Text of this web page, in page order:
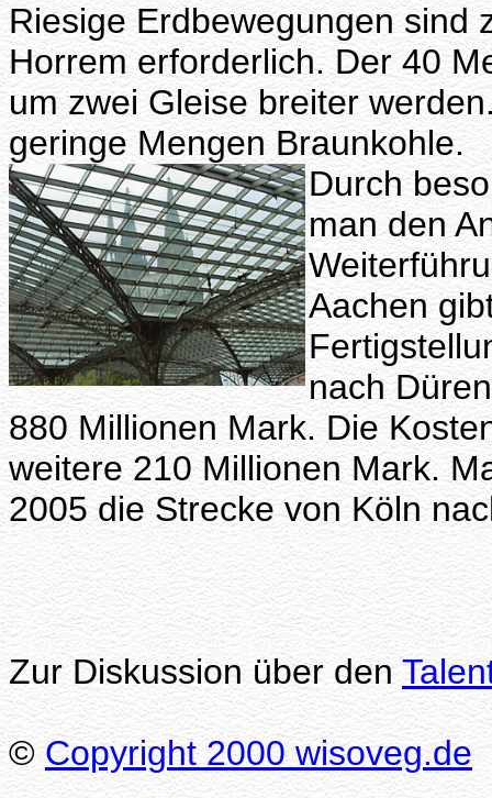
Riesige Erdbewegungen sind
Horrem erforderlich. Der 40
um zwei Gleise breiter
geringe Mengen Braunkohle.
Durch
man den
Aachen
nach
880 Millionen Mark. Die
weitere 210 Millionen Mark.
2005 die Strecke von Köln
Zur Diskussion über den
© Copyright 2000 wisoveg.de